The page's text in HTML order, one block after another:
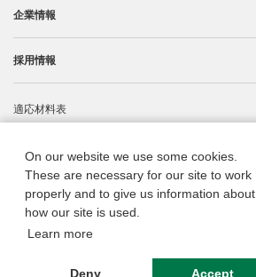
タイル切断用
鋳鉄管切断用
塩ビパイプ切断用
アスファルト切断用
レスキュー災害救助用
穿孔
集じん工具
研磨用
レジンボンド製品
メタルボンド製品
電着・溶着製品
その他ドレッサー・一般砥石
企業情報
会社概要
沿革
事業所
採用情報
適応材料表
安全にご使用頂くために
ダイヤモンドカッターの豆知識
個人情報保護ポリシー
On our website we use some cookies.
These are necessary for our site to work
properly and to give us information about
how our site is used.
Learn more
Deny Accept